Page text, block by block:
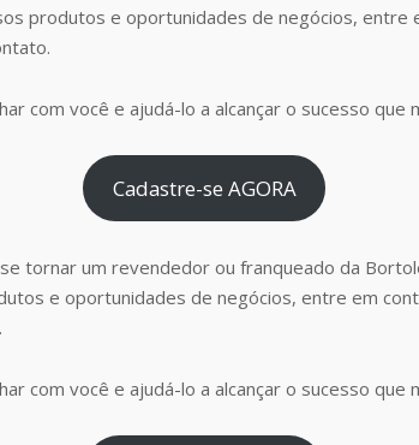
produtos e oportunidades de negócios, entre
com você e ajudá-lo a alcançar o sucesso que
Cadastre-se AGORA
tornar um revendedor ou franqueado da
e oportunidades de negócios, entre em
com você e ajudá-lo a alcançar o sucesso que